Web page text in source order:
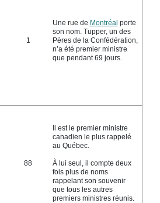
1
Une rue de Montréal porte
son nom. Tupper, un des
Pères de la Confédération,
n’a été premier ministre
que pendant 69 jours.
88
Il est le premier ministre
canadien le plus rappelé
au Québec.
À lui seul, il compte deux
fois plus de noms
rappelant son souvenir
que tous les autres
premiers ministres réunis.